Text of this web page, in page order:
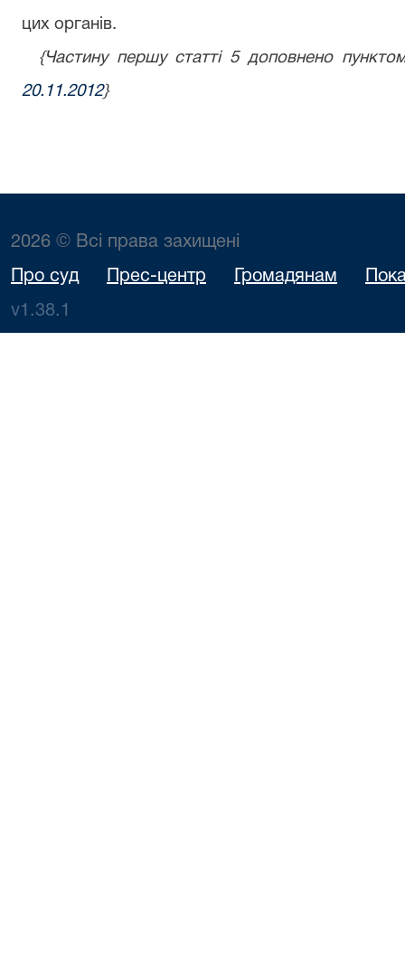
цих органів.
{Частину першу статті 5 доповнено
20.11.2012}
2026 © Всі права захищені
Про суд Прес-центр Громадянам
v1.38.1